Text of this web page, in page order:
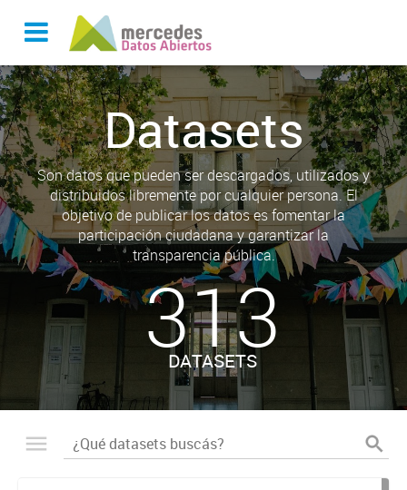
Datasets
Son datos que pueden ser descargados, utilizados y
distribuidos libremente por cualquier persona. El
objetivo de publicar los datos es fomentar la
participación ciudadana y garantizar la
transparencia pública.
313
DATASETS